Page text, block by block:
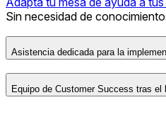
Sin necesidad de
Asistencia dedicada para la
Equipo de Customer Success tras el